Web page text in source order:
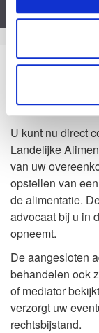
Zo kan
Waarom
U kunt nu direct
Landelijke
van uw
opstellen van
de alimentatie.
advocaat bij u in
opneemt.
De aangesloten
behandelen ook
of mediator
verzorgt uw
rechtsbijstand.